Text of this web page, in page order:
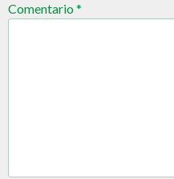
Comentario*